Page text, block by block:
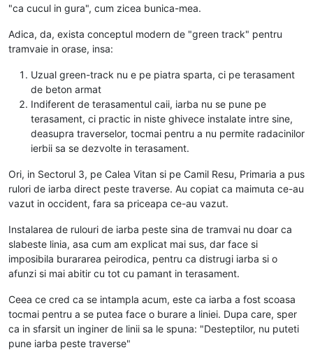
"ca cucul in gura", cum zicea bunica-mea.
Adica, da, exista conceptul modern de "green track" pentru
tramvaie in orase, insa:
Uzual green-track nu e pe piatra sparta, ci pe terasament
de beton armat
Indiferent de terasamentul caii, iarba nu se pune pe
terasament, ci practic in niste ghivece instalate intre sine,
deasupra traverselor, tocmai pentru a nu permite radacinilor
ierbii sa se dezvolte in terasament.
Ori, in Sectorul 3, pe Calea Vitan si pe Camil Resu, Primaria a pus
rulori de iarba direct peste traverse. Au copiat ca maimuta ce-au
vazut in occident, fara sa priceapa ce-au vazut.
Instalarea de rulouri de iarba peste sina de tramvai nu doar ca
slabeste linia, asa cum am explicat mai sus, dar face si
imposibila burararea peirodica, pentru ca distrugi iarba si o
afunzi si mai abitir cu tot cu pamant in terasament.
Ceea ce cred ca se intampla acum, este ca iarba a fost scoasa
tocmai pentru a se putea face o burare a liniei. Dupa care, sper
ca in sfarsit un inginer de linii sa le spuna: "Desteptilor, nu puteti
pune iarba peste traverse"